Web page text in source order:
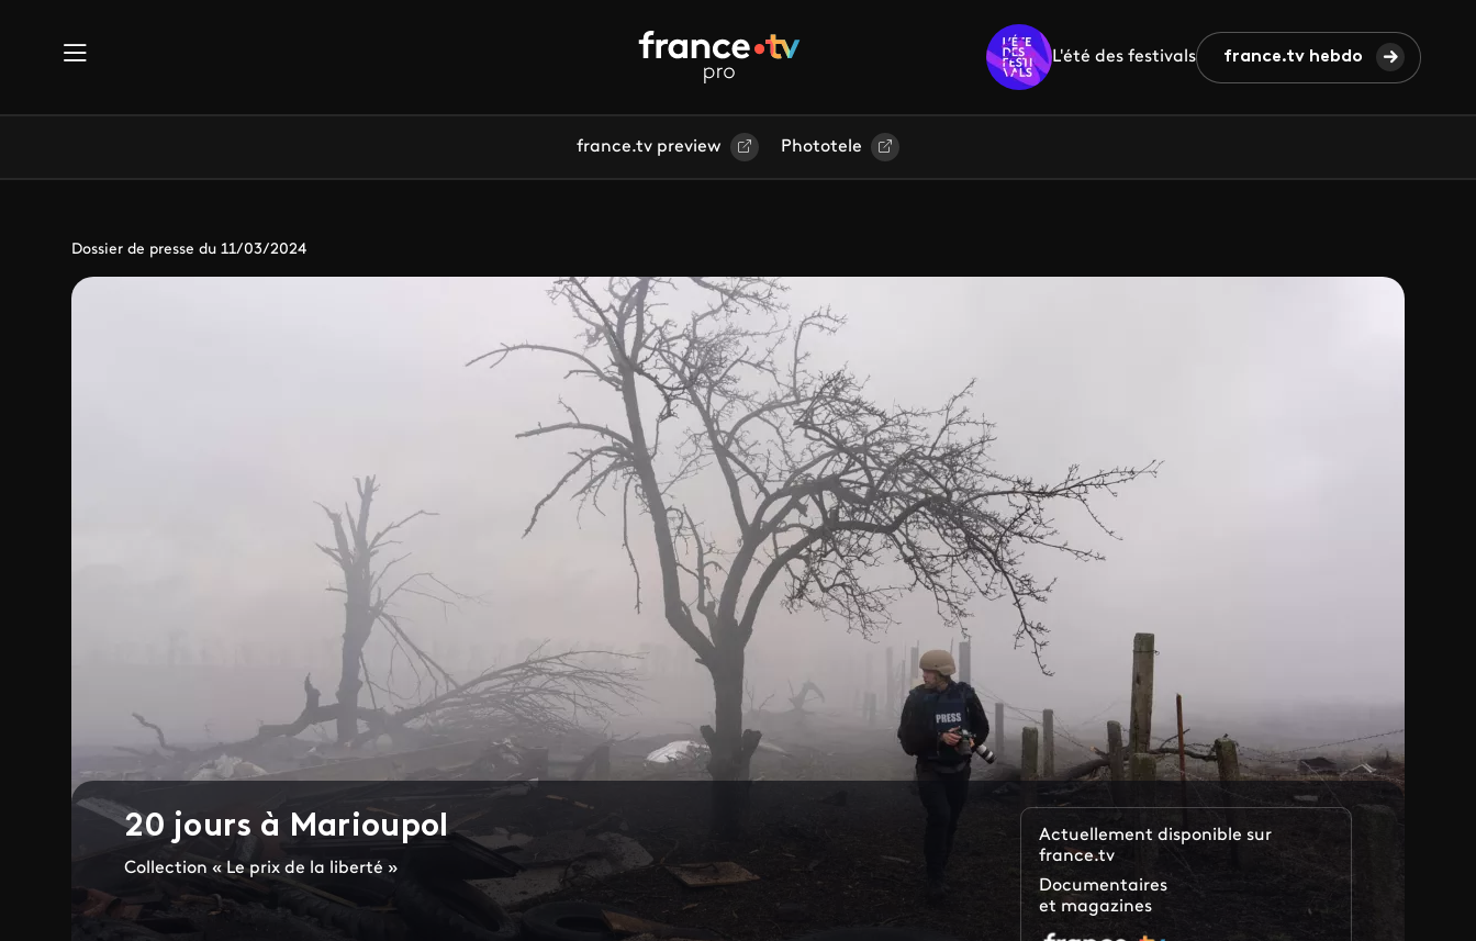
L'été des festivals france.tv hebdo
france.tv preview Phototele
Dossier de presse du 11/03/2024
20 jours à Marioupol
Collection « Le prix de la liberté »
Actuellement disponible sur
france.tv
Documentaires
et magazines